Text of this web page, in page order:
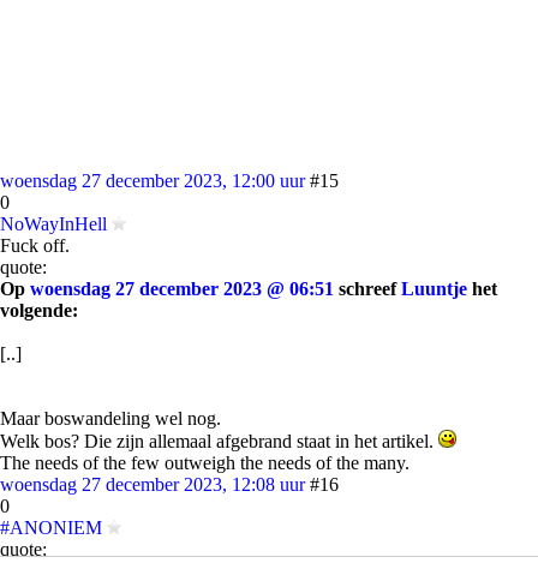
woensdag 27 december 2023, 12:00 uur #15
0
NoWayInHell
Fuck off.
quote:
Op woensdag 27 december 2023 @ 06:51 schreefLuuntje het
volgende:
[..]
Maar boswandeling wel nog.
Welk bos? Die zijn allemaal afgebrand staat in het artikel.
The needs of the few outweigh the needs of the many.
woensdag 27 december 2023, 12:08 uur #16
0
#ANONIEM
quote: